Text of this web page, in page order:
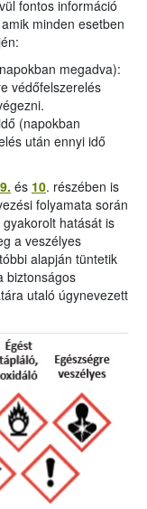
fontos információ
minden esetben
megadva):
védőfelszerelés
(napokban
után ennyi idő
9. és 10. részében is
folyamata során
hatását is
a veszélyes
alapján tüntetik
biztonságos
utaló úgynevezett